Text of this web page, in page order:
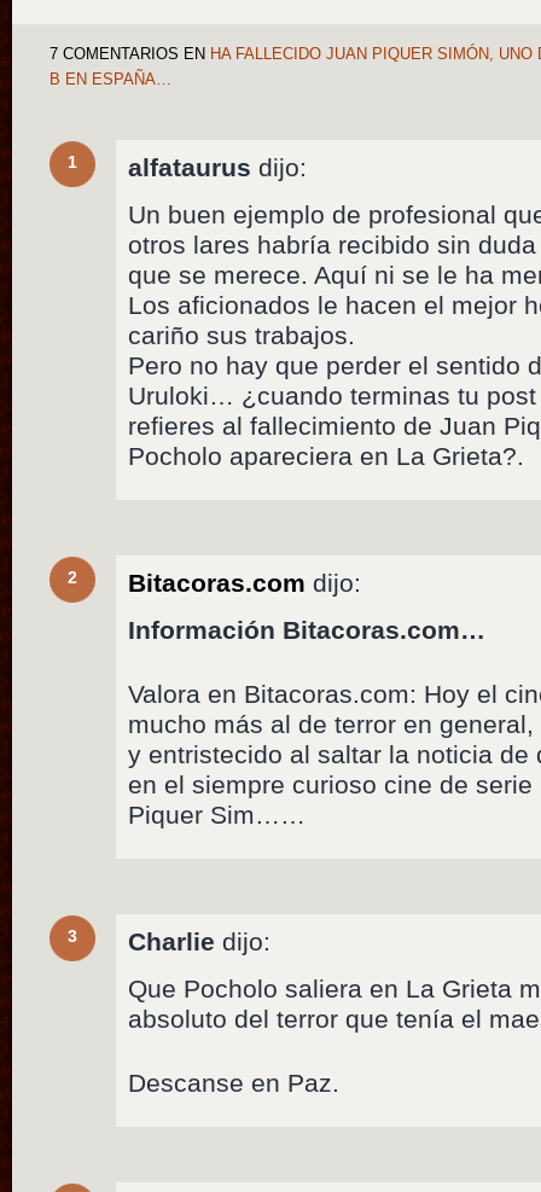
7 COMENTARIOS EN HA FALLECIDO JUAN PIQUER SIMÓN,
B EN ESPAÑA…
1 alfataurus dijo:
Un buen ejemplo de profesional
otros lares habría recibido sin
que se merece. Aquí ni se le ha
Los aficionados le hacen el mejor
cariño sus trabajos.
Pero no hay que perder el sentido
Uruloki… ¿cuando terminas tu
refieres al fallecimiento de Juan
Pocholo apareciera en La Grieta?.
2 Bitacoras.com dijo:
Información Bitacoras.com…
Valora en Bitacoras.com: Hoy el
mucho más al de terror en
y entristecido al saltar la noticia de
en el siempre curioso cine de
Piquer Sim……
3 Charlie dijo:
Que Pocholo saliera en La Grieta
absoluto del terror que tenía el
Descanse en Paz.